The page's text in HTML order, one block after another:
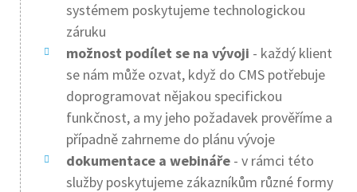
systémem poskytujeme technologickou
záruku
možnost podílet se na vývoji - každý klient
se nám může ozvat, když do CMS potřebuje
doprogramovat nějakou specifickou
funkčnost, a my jeho požadavek prověříme a
případně zahrneme do plánu vývoje
dokumentace a webináře - v rámci této
služby poskytujeme zákazníkům různé formy